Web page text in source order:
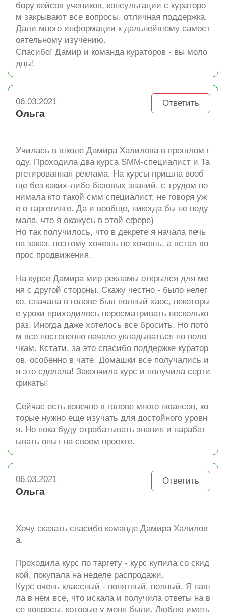
бору кейсов учеников, консультации с кураторо
м закрывают все вопросы, отличная поддержка.
Дали много информации к дальнейшему самост
оятельному изучению.
Спасибо! Дамир и команда кураторов - вы моло
дцы!
Ответить
06.03.2021
Ольга
Училась в школе Дамира Халилова в прошлом г
оду. Проходила два курса SMM-специалист и Та
ргетированная реклама. На курсы пришла вооб
ще без каких-либо базовых знаний, с трудом по
нимала кто такой смм специалист, не говоря уж
е о таргетинге. Да и вообще, никогда бы не поду
мала, что я окажусь в этой сфере)
Но так получилось, что в декрете я начала печь
на заказ, поэтому хочешь не хочешь, а встал во
прос продвижения.
На курсе Дамира мир рекламы открылся для ме
ня с другой стороны. Скажу честно - было нелег
ко, сначала в голове был полный хаос, некоторы
е уроки приходилось пересматривать несколько
раз. Иногда даже хотелось все бросить. Но пото
м все постепенно начало укладываться по поло
чкам. Кстати, за это спасибо поддержке куратор
ов, особенно в чате. Домашки все получались и
я это сделала! Закончила курс и получила серти
фикаты!
Сейчас есть конечно в голове много нюансов, ко
торые нужно еще изучать для достойного уровн
я. Но пока буду отрабатывать знания и нарабат
ывать опыт на своем проекте.
Ответить
06.03.2021
Ольга
Хочу сказать спасибо команде Дамира Халилов
а.
Проходила курс по таргету - курс купила со скид
кой, покупала на неделе распродажи.
Курс очень классный - понятный, полный. Я наш
ла в нем все, что искала и получила ответы на в
се вопросы, которые у меня были. Люблю иметь